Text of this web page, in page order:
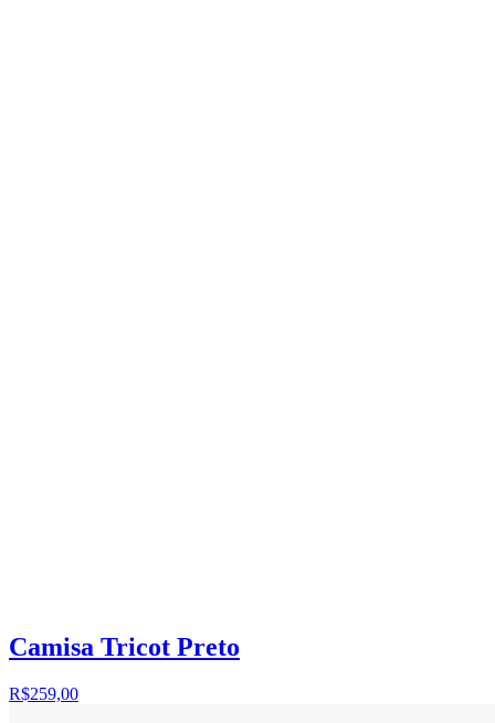
Camisa Tricot Preto
R$259,00